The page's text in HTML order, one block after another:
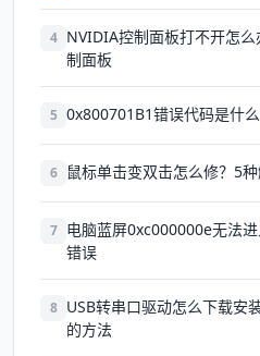
4 NVIDIA控制面板打不开怎
制面板
5 0x800701B1错误代码是什
6 鼠标单击变双击怎么修？5
7 电脑蓝屏0xc000000e无法
错误
8 USB转串口驱动怎么下载安
的方法